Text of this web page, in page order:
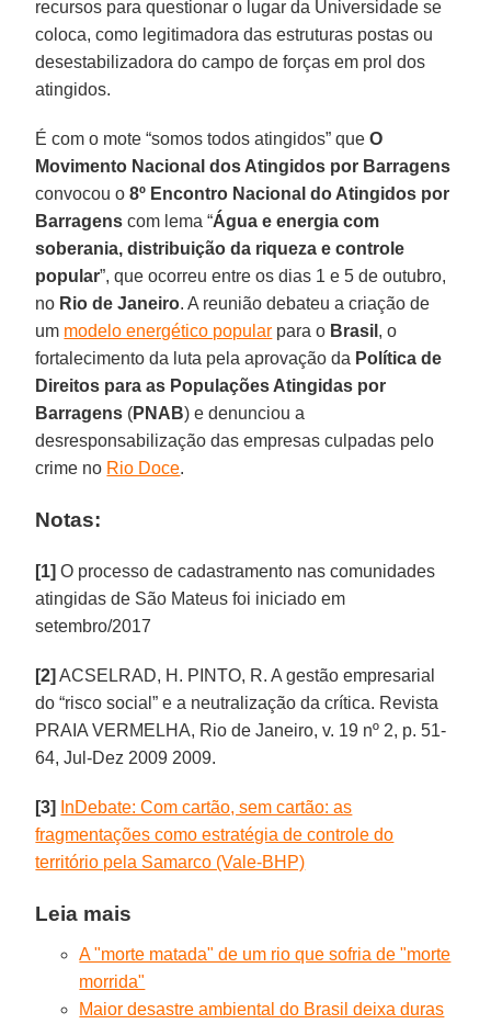
recursos para questionar o lugar da Universidade se
coloca, como legitimadora das estruturas postas ou
desestabilizadora do campo de forças em prol dos
atingidos.
É com o mote “somos todos atingidos” queO
Movimento Nacional dos Atingidos por Barragens
convocou o8º Encontro Nacional do Atingidos por
Barragens com lema “Água e energia com
soberania, distribuição da riqueza e controle
popular”, que ocorreu entre os dias 1 e 5 de outubro,
no Rio de Janeiro. A reunião debateu a criação de
um modelo energético popular para o Brasil , o
fortalecimento da luta pela aprovação da Política de
Direitos para as Populações Atingidas por
Barragens (PNAB) e denunciou a
desresponsabilização das empresas culpadas pelo
crime no Rio Doce.
Notas:
[1] O processo de cadastramento nas comunidades
atingidas de São Mateus foi iniciado em
setembro/2017
[2] ACSELRAD, H. PINTO, R. A gestão empresarial
do “risco social” e a neutralização da crítica. Revista
PRAIA VERMELHA, Rio de Janeiro, v. 19 nº 2, p. 51-
64, Jul-Dez 2009 2009.
[3]
InDebate: Com cartão, sem cartão: as
fragmentações como estratégia de controle do
território pela Samarco (Vale-BHP)
Leia mais
A "morte matada" de um rio que sofria de "morte
morrida"
Maior desastre ambiental do Brasil deixa duras